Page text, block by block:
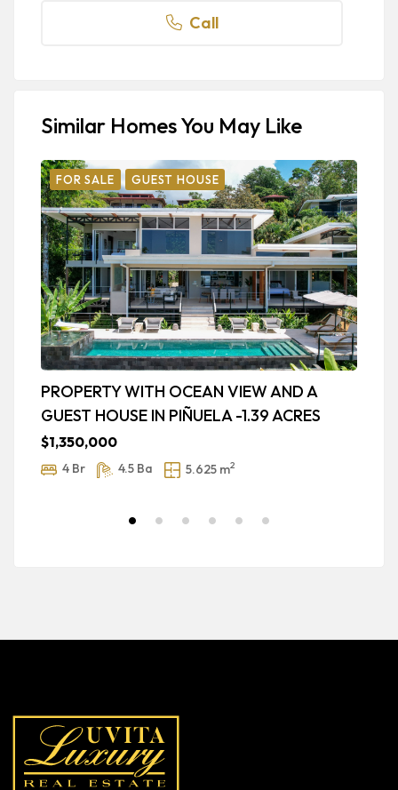
Call
Similar Homes You May Like
FOR SALE GUEST HOUSE
PROPERTY WITH OCEAN VIEW AND A
GUEST HOUSE IN PIÑUELA -1.39 ACRES
$1,350,000
4 Br 4.5 Ba 5.625 m2